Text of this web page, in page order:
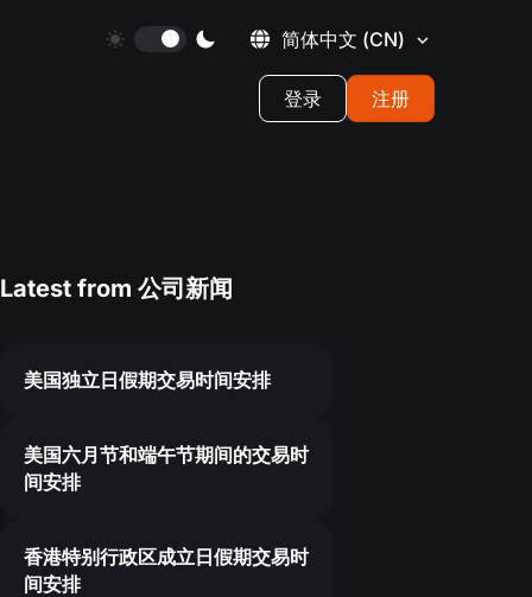
简体中文 (CN)
登录 注册
Latest from公司新闻
美国独立日假期交易时间安排
美国六月节和端午节期间的交易时
间安排
香港特别行政区成立日假期交易时
间安排